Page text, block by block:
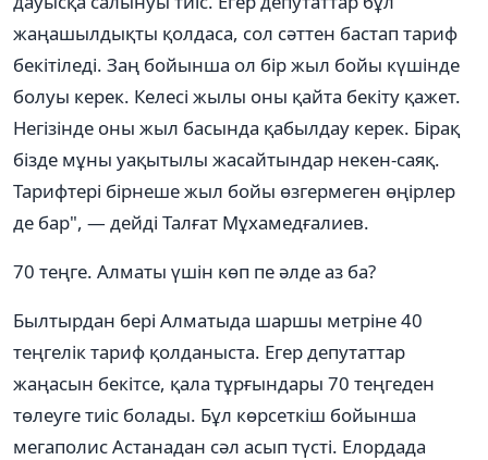
жаңашылдықты қолдаса, сол сәттен бастап тариф
бекітіледі. Заң бойынша ол бір жыл бойы күшінде
болуы керек. Келесі жылы оны қайта бекіту қажет.
Негізінде оны жыл басында қабылдау керек. Бірақ
бізде мұны уақытылы жасайтындар некен-саяқ.
Тарифтері бірнеше жыл бойы өзгермеген өңірлер
де бар", — дейді Талғат Мұхамедғалиев.
70 теңге. Алматы үшін көп пе әлде аз ба?
Былтырдан бері Алматыда шаршы метріне 40
теңгелік тариф қолданыста. Егер депутаттар
жаңасын бекітсе, қала тұрғындары 70 теңгеден
төлеуге тиіс болады. Бұл көрсеткіш бойынша
мегаполис Астанадан сәл асып түсті. Елордада